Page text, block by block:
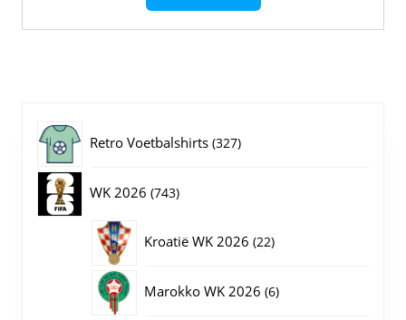
Retro Voetbalshirts 327327
WK 2026 743743
Kroatië WK 2026 2222
Marokko WK 2026 66